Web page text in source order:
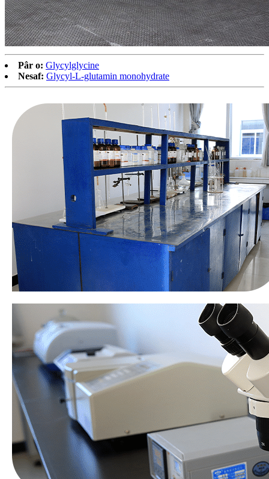
Pâr o: Glycylglycine
Nesaf: Glycyl-L-glutamin monohydrate